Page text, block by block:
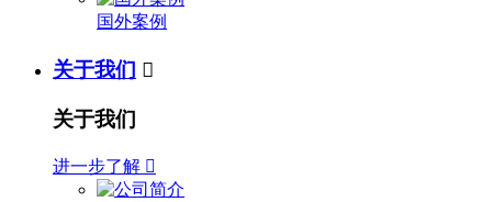
国外案例
关于我们 
关于我们
进一步了解 